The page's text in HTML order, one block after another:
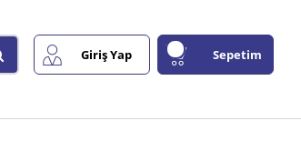
Giriş Yap Sepetim